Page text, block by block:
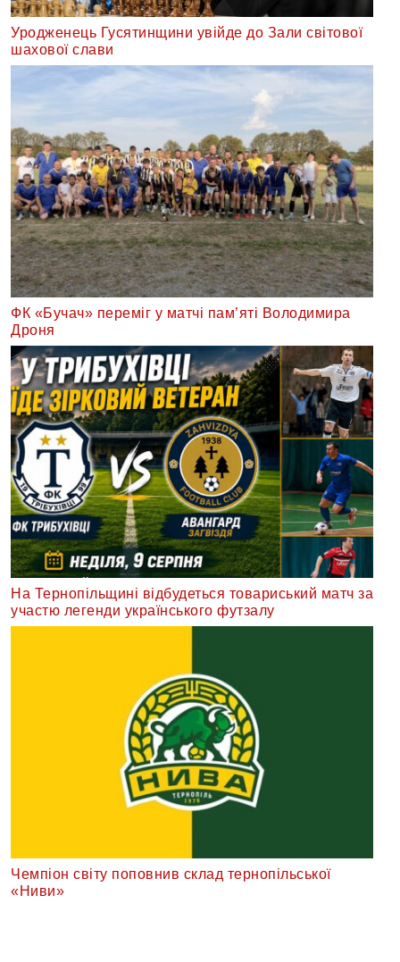
Уродженець Гусятинщини увійде до Зали світової
шахової слави
ФК «Бучач» переміг у матчі пам’яті Володимира
Дроня
На Тернопільщині відбудеться товариський матч за
участю легенди українського футзалу
Чемпіон світу поповнив склад тернопільської
«Ниви»